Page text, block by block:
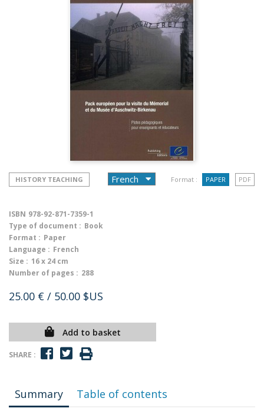
HISTORY TEACHING Format : PAPER PDF
ISBN 978-92-871-7359-1
Type of document : Book
Format : Paper
Language : French
Size : 16 x 24 cm
Number of pages : 288
25.00 € / 50.00 $US
Add to basket
SHARE :
Summary Table of contents